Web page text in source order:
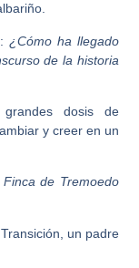
¿Cómo ha llegado
de la historia
dosis de
y creer en un
Finca de Tremoedo
un padre